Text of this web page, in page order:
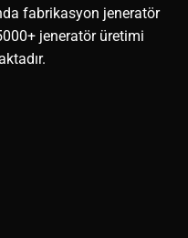
fabrikasyon jeneratör
jeneratör üretimi